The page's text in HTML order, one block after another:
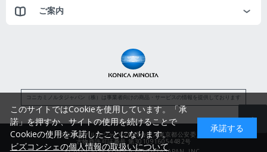
ご案内
コニカミノルタジャパン（株）は事業者向けの商品・サービスの情報を提供しております
コニカミノルタジャパン株式会社／東京都公安委員会
古物商許可証番号 第3010916054482号
このサイトではCookieを使用しています。「承
諾」を押すか、サイトの使用を続けることで
Cookieの使用を承諾したことになります。
ビズコンシェの個人情報の取扱いについて
承諾する